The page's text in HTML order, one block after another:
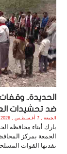
الحديدة.. وقفات
ضد تحشيدات
الجمعة , 7 أغـسـطـس , 2026 الساعة 7:04:51 PM
بارك أبناء محافظة
الجمعة بمركز المحافظة
نفذتها القوات المسلحة